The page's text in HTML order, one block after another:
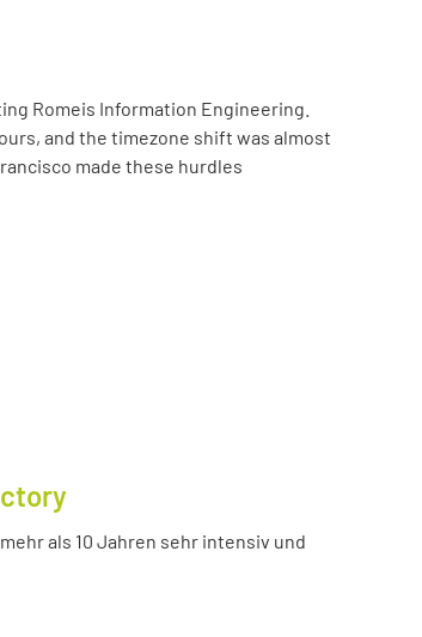
Romeis Information Engineering.
and the timezone shift was almost
made these hurdles
als 10 Jahren sehr intensiv und